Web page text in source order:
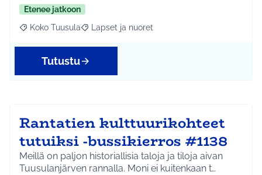
Etenee jatkoon
Rajaa tulokset aihepiirin mukaan: Koko Tuusula
Koko Tuusula Rajaa tulokset teeman mukaan: Lapset ja
Lapset ja nuoret
Tutustu
Rantatien kulttuurikohteet
tutuiksi -bussikierros #1138
Meillä on paljon historiallisia taloja ja tiloja aivan
Tuusulanjärven rannalla. Moni ei kuitenkaan t…